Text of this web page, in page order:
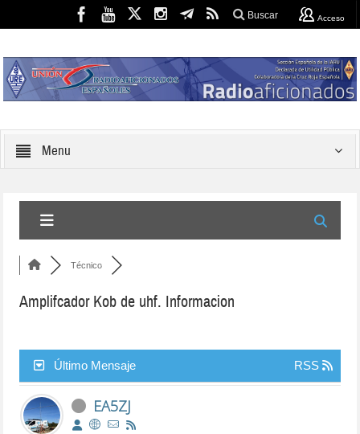
Buscar Acceso
Menu
Técnico
Amplifcador Kob de uhf. Informacion
Último Mensaje RSS
EA5ZJ